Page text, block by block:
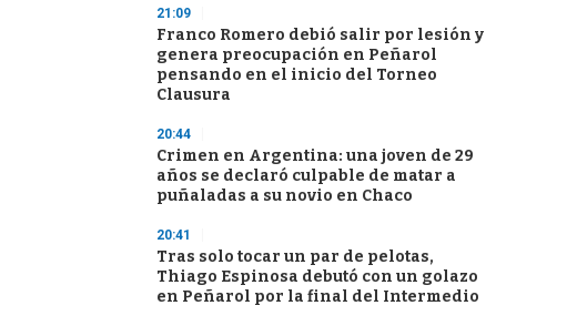
21:09
Franco Romero debió salir por lesión y
genera preocupación en Peñarol
pensando en el inicio del Torneo
Clausura
20:44
Crimen en Argentina: una joven de 29
años se declaró culpable de matar a
puñaladas a su novio en Chaco
20:41
Tras solo tocar un par de pelotas,
Thiago Espinosa debutó con un golazo
en Peñarol por la final del Intermedio